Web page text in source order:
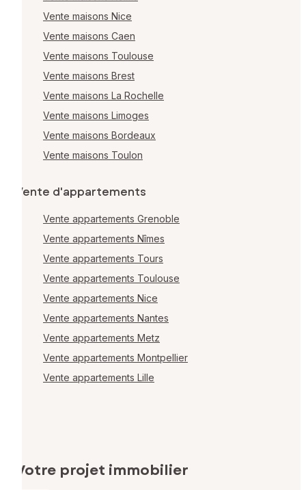
Vente maisons Nice
Vente maisons Caen
Vente maisons Toulouse
Vente maisons Brest
Vente maisons La Rochelle
Vente maisons Limoges
Vente maisons Bordeaux
Vente maisons Toulon
Vente d'appartements
Vente appartements Grenoble
Vente appartements Nîmes
Vente appartements Tours
Vente appartements Toulouse
Vente appartements Nice
Vente appartements Nantes
Vente appartements Metz
Vente appartements Montpellier
Vente appartements Lille
Votre projet immobilier